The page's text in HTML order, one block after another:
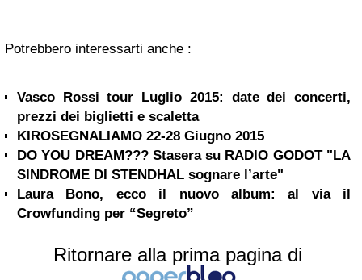
Potrebbero interessarti anche :
Vasco Rossi tour Luglio 2015: date dei concerti,
prezzi dei biglietti e scaletta
KIROSEGNALIAMO 22-28 Giugno 2015
DO YOU DREAM??? Stasera su RADIO GODOT "LA
SINDROME DI STENDHAL sognare l’arte"
Laura Bono, ecco il nuovo album: al via il
Crowfunding per “Segreto”
Ritornare alla prima pagina di